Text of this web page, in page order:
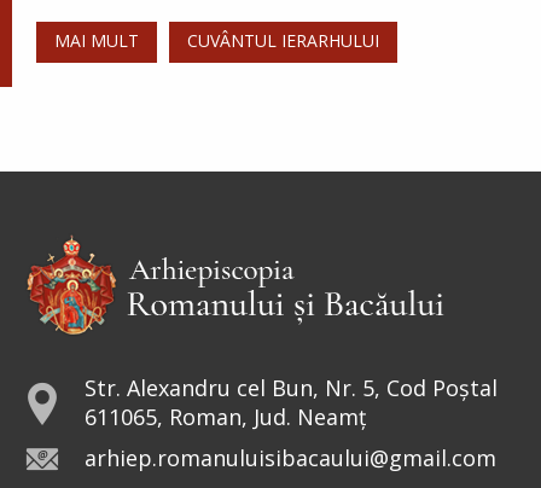
MAI MULT CUVÂNTUL IERARHULUI
Str. Alexandru cel Bun, Nr. 5, Cod Poștal
611065, Roman, Jud. Neamț
arhiep.romanuluisibacaului@gmail.com